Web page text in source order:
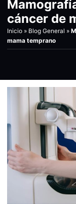
cáncer de
Inicio » Blog General »
mama temprano